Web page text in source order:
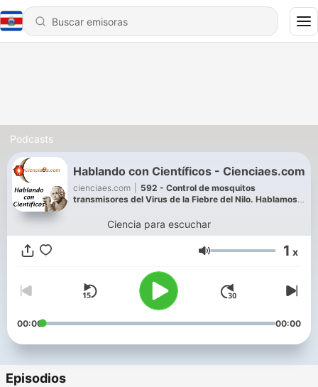
Podcasts
Hablando con Científicos - Cienciaes.com
cienciaes.com
592 - Control de mosquitos
transmisores del Virus de la Fiebre del Nilo. Hablamos
Ciencia para escuchar
Volumen 1 x
00:00 00:00
Episodios